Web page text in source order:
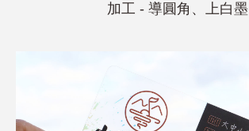
加工 - 導圓角、上白墨